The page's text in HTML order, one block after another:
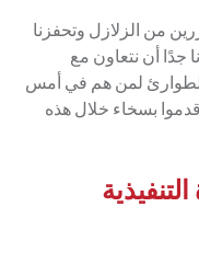
من الزلازل وتحفزنا
جدًا أن نتعاون مع
لمن هم في أمس
قدموا بسخاء خلال هذه